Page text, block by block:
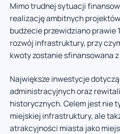
Mimo trudnej sytuacji
realizację ambitnych
budżecie przewidziano prawie
rozwój infrastruktury, przy
kwoty zostanie sfinansowana
Największe inwestycje
administracyjnych oraz
historycznych. Celem jest nie
miejskiej infrastruktury, ale
atrakcyjności miasta jako